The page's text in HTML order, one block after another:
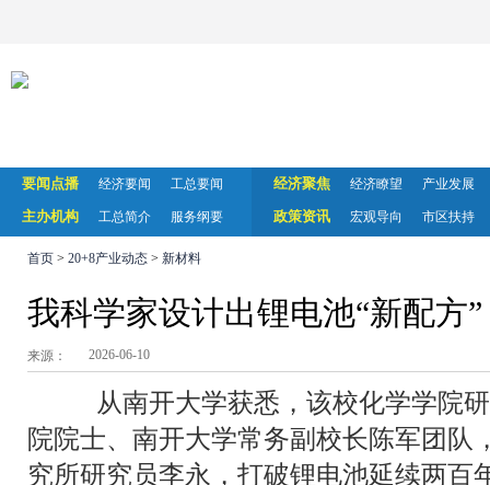
要闻点播 经济要闻 工总要闻
主办机构 工总简介 服务纲要
经济聚焦 经济瞭望 产业发展
政策资讯 宏观导向 市区扶持
首页 > 20+8产业动态 > 新材料
我科学家设计出锂电池“新配方”
来源： 2026-06-10
从南开大学获悉，该校化学学院
院院士、南开大学常务副校长陈军团队
究所研究员李永，打破锂电池延续两百